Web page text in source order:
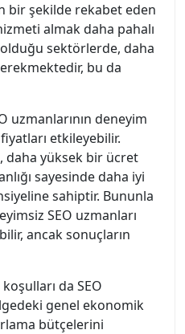
bir şekilde rekabet eden
almak daha pahalı
sektörlerde, daha
bu da
uzmanlarının deneyim
etkileyebilir.
daha yüksek bir ücret
sayesinde daha iyi
sahiptir. Bununla
SEO uzmanları
ancak sonuçların
da SEO
genel ekonomik
bütçelerini